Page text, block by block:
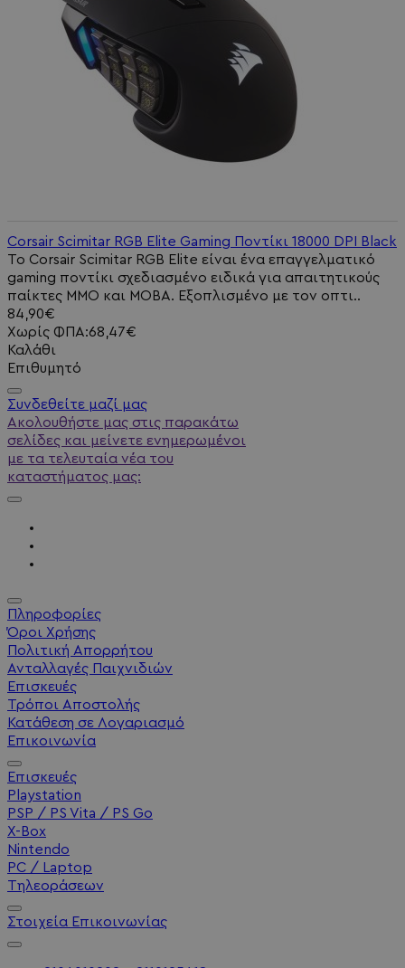
Corsair Scimitar RGB Elite Gaming Ποντίκι 18000 DPI Black
Το Corsair Scimitar RGB Elite είναι ένα επαγγελματικό
gaming ποντίκι σχεδιασμένο ειδικά για απαιτητικούς
παίκτες MMO και MOBA. Εξοπλισμένο με τον οπτι..
84,90€
Χωρίς ΦΠΑ:68,47€
Καλάθι
Επιθυμητό
Συνδεθείτε μαζί μας
Ακολουθήστε μας στις παρακάτω
σελίδες και μείνετε ενημερωμένοι
με τα τελευταία νέα του
καταστήματος μας:
Πληροφορίες
Όροι Χρήσης
Πολιτική Απορρήτου
Ανταλλαγές Παιχνιδιών
Επισκευές
Τρόποι Αποστολής
Κατάθεση σε Λογαριασμό
Επικοινωνία
Επισκευές
Playstation
PSP / PS Vita / PS Go
X-Box
Nintendo
PC / Laptop
Τηλεοράσεων
Στοιχεία Επικοινωνίας